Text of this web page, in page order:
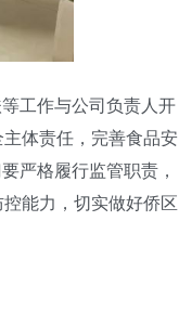
工作与公司负责人开
体责任，完善食品安
严格履行监管职责，
能力，切实做好侨区